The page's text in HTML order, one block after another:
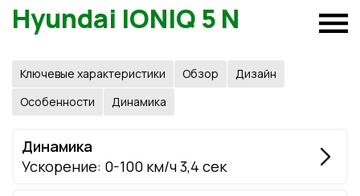
Hyundai IONIQ 5 N
Ключевые характеристики Обзор
Дизайн
Особенности
Динамика
Динамика
Ускорение: 0-100 км/ч 3,4 сек